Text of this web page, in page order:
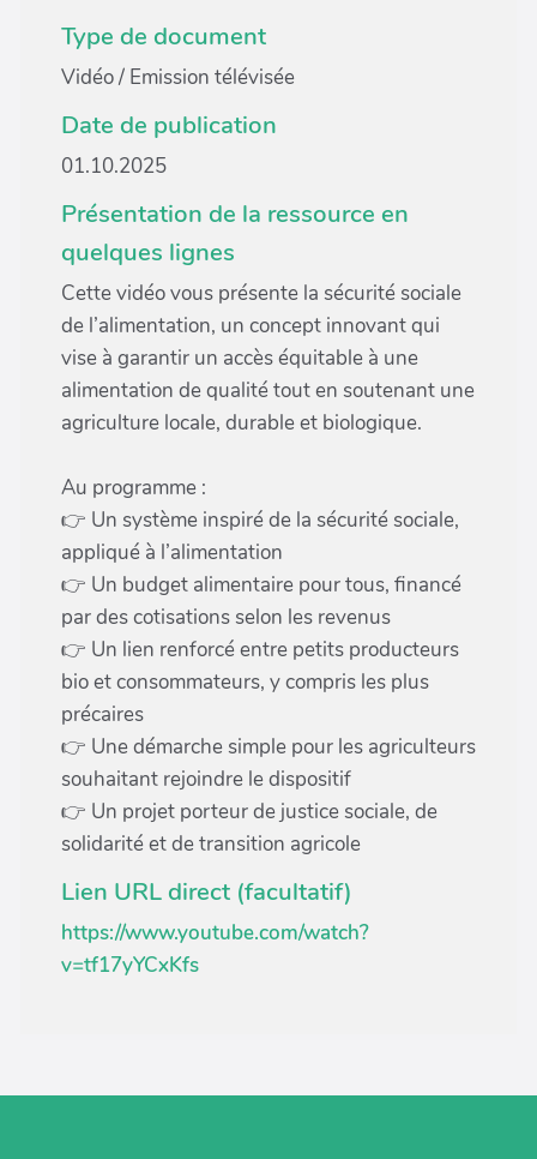
Type de document
Vidéo / Emission télévisée
Date de publication
01.10.2025
Présentation de la ressource en
quelques lignes
Cette vidéo vous présente la sécurité sociale
de l’alimentation, un concept innovant qui
vise à garantir un accès équitable à une
alimentation de qualité tout en soutenant une
agriculture locale, durable et biologique.
Au programme :
👉 Un système inspiré de la sécurité sociale,
appliqué à l’alimentation
👉 Un budget alimentaire pour tous, financé
par des cotisations selon les revenus
👉 Un lien renforcé entre petits producteurs
bio et consommateurs, y compris les plus
précaires
👉 Une démarche simple pour les agriculteurs
souhaitant rejoindre le dispositif
👉 Un projet porteur de justice sociale, de
solidarité et de transition agricole
Lien URL direct (facultatif)
https://www.youtube.com/watch?
v=tf17yYCxKfs